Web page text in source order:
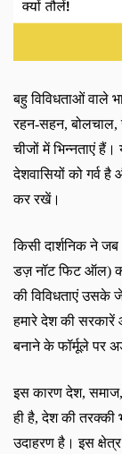
बहु विविधताओं वाले
रहन-सहन,बोलचाल,
चीजों में भिन्नताएं
देशवासियों को गर्व
कर रखें।
किसी दार्शनिक ने
डज़ नॉट फिट ऑल) का
की विविधताएं उसके
हमारे देश की
बनाने के फॉर्मूले पर
इस कारण देश,समाज
ही है,देश की तरक्की
उदाहरण है। इस